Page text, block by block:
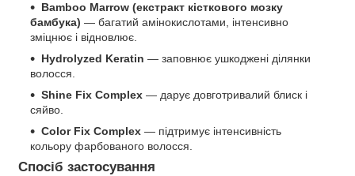
Bamboo Marrow (екстракт кісткового мозку
бамбука) — багатий амінокислотами, інтенсивно
зміцнює і відновлює.
Hydrolyzed Keratin — заповнює ушкоджені ділянки
волосся.
Shine Fix Complex — дарує довготривалий блиск і
сяйво.
Color Fix Complex — підтримує інтенсивність
кольору фарбованого волосся.
Спосіб застосування